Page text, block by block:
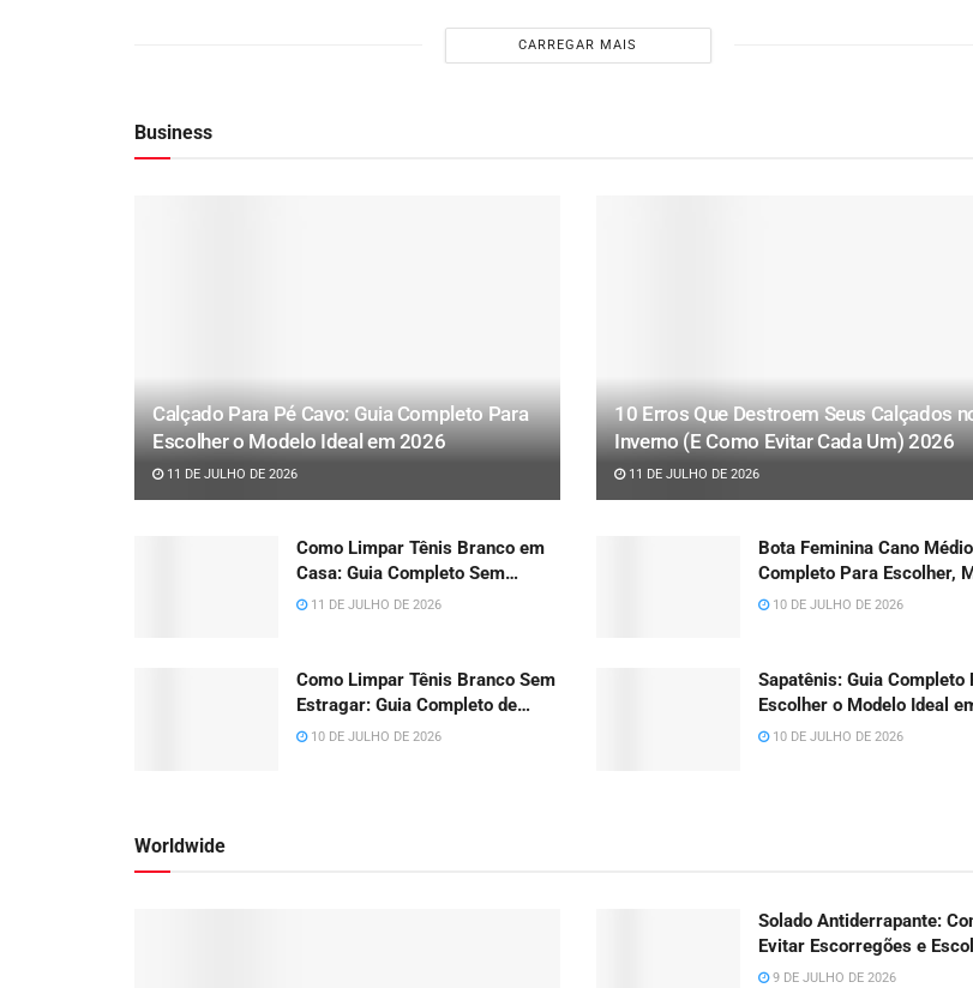
CARREGAR MAIS
Business
Calçado Para Pé Cavo: Guia Completo Para
Escolher o Modelo Ideal em 2026
11 DE JULHO DE 2026
10 Erros Que Destroem Seus Calçados
Inverno (E Como Evitar Cada Um) 2026
11 DE JULHO DE 2026
Como Limpar Tênis Branco em
Casa: Guia Completo Sem
Amarelar (2026)
11 DE JULHO DE 2026
Bota Feminina Cano
Completo Para Escolher,
Combinar em 2026
10 DE JULHO DE 2026
Como Limpar Tênis Branco Sem
Estragar: Guia Completo de
Cuidados Para 2026
10 DE JULHO DE 2026
Sapatênis: Guia Completo
Escolher o Modelo Ideal
2026
10 DE JULHO DE 2026
Worldwide
Solado Antiderrapante:
Evitar Escorregões e
Calçado Certo em 2026
9 DE JULHO DE 2026